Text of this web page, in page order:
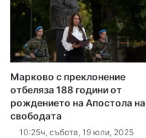
Марково с преклонение
отбеляза 188 години от
рождението на Апостола на
свободата
10:25ч, събота, 19 юли, 2025